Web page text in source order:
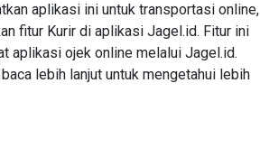
aplikasi ini untuk transportasi online,
fitur Kurir di aplikasi Jagel.id. Fitur ini
aplikasi ojek online melalui Jagel.id.
lebih lanjut untuk mengetahui lebih